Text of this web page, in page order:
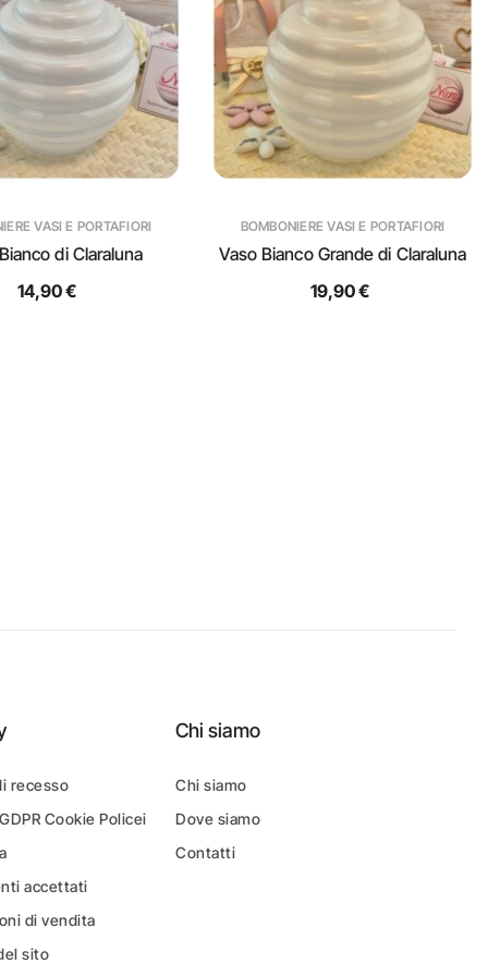
VASI E PORTAFIORI
di Claraluna
14,90 €
BOMBONIERE VASI E PORTAFIORI
Vaso Bianco Grande di Claraluna
19,90 €
recesso
Cookie Policei
accettati
di vendita
sito
Chi siamo
Chi siamo
Dove siamo
Contatti